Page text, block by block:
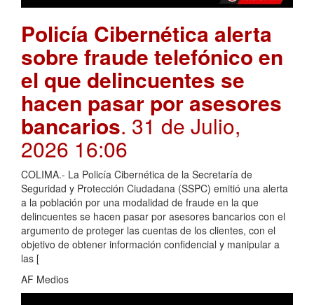
Policía Cibernética alerta
sobre fraude telefónico en
el que delincuentes se
hacen pasar por asesores
bancarios. 31 de Julio,
2026 16:06
COLIMA.- La Policía Cibernética de la Secretaría de
Seguridad y Protección Ciudadana (SSPC) emitió una alerta
a la población por una modalidad de fraude en la que
delincuentes se hacen pasar por asesores bancarios con el
argumento de proteger las cuentas de los clientes, con el
objetivo de obtener información confidencial y manipular a
las [
AF Medios